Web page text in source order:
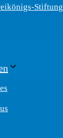
Stiftung